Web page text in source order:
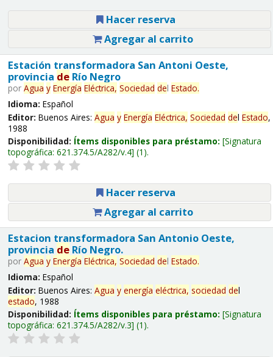
Hacer reserva
Agregar al carrito
Estación transformadora San Antoni Oeste,
provincia deRío Negro
por Agua y Energía Eléctrica, Sociedad del Estado.
Idioma: Español
Editor: Buenos Aires: Agua y Energía Eléctrica, Sociedad del Estado,
1988
Disponibilidad: Ítems disponibles para préstamo: Signatura
topográfica: 621.374.5/A282/v.4 (1).
Hacer reserva
Agregar al carrito
Estacion transformadora San Antonio Oeste,
provincia deRío Negro.
por Agua y Energía Eléctrica, Sociedad del Estado.
Idioma: Español
Editor: Buenos Aires: Agua y energía eléctrica, sociedad del
estado, 1988
Disponibilidad: Ítems disponibles para préstamo: Signatura
topográfica: 621.374.5/A282/v.3 (1).